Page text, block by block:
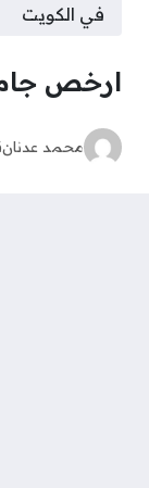
في الكويت
ارخص
محمد عدنان